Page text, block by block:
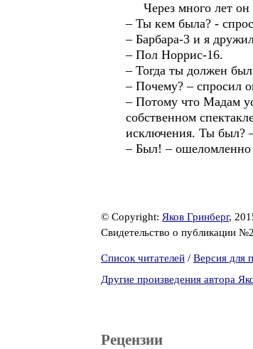
Через много лет он
– Ты кем была? -
– Барбара-3 и я
– Пол Норрис-16.
– Тогда ты должен
– Почему? – спросил
– Потому что Мадам
собственном
исключения. Ты был?
– Был! – ошеломленно
© Copyright: Яков Гринберг,
Свидетельство о публикации
Список читателей / Версия для
Другие произведения автора
Рецензии